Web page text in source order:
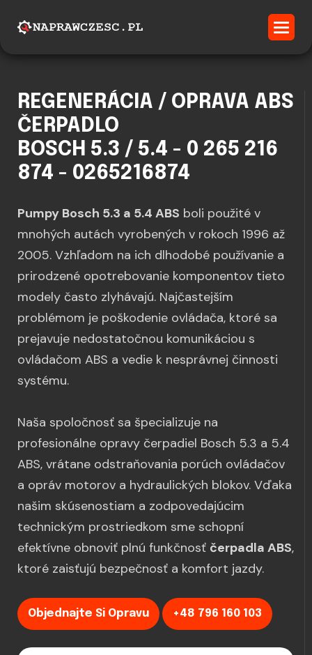
REGENERÁCIA / OPRAVA ABS
ČERPADLO
BOSCH 5.3 / 5.4 - 0 265 216
874 - 0265216874
Pumpy Bosch 5.3 a 5.4 ABS boli použité v
mnohých autách vyrobených v rokoch 1996 až
2005. Vzhľadom na ich dlhodobé používanie a
prirodzené opotrebovanie komponentov tieto
modely často zlyhávajú. Najčastejším
problémom je poškodenie ovládača, ktoré sa
prejavuje nedostatočnou komunikáciou s
ovládačom ABS a vedie k nesprávnej činnosti
systému.
Naša spoločnosť sa špecializuje na
profesionálne opravy čerpadiel Bosch 5.3 a 5.4
ABS, vrátane odstraňovania porúch ovládačov
a opráv motorov a hydraulických blokov. Vďaka
našim skúsenostiam a zodpovedajúcim
technickým prostriedkom sme schopní
efektívne obnoviť plnú funkčnosť čerpadla ABS,
ktoré zaisťujú bezpečnosť a komfort jazdy.
Objednajte Si Opravu +48 796 160 103